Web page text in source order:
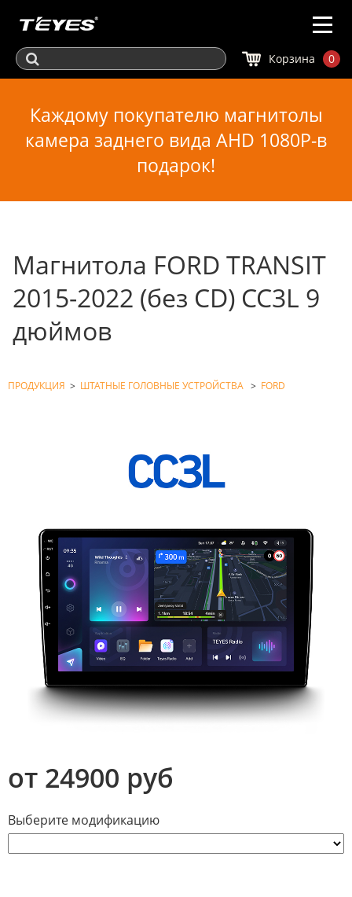
Корзина 0
Каждому покупателю магнитолы
камера заднего вида AHD 1080P-в
подарок!
Магнитола FORD TRANSIT
2015-2022 (без CD) CC3L 9
дюймов
ПРОДУКЦИЯ > ШТАТНЫЕ ГОЛОВНЫЕ УСТРОЙСТВА > FORD
от 24900 руб
Выберите модификацию